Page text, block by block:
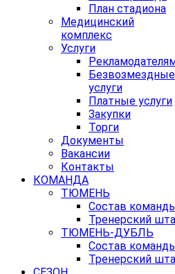
План стадиона
Медицинский
комплекс
Услуги
Безвозмездные
услуги
Платные услуги
Закупки
Торги
Документы
Вакансии
Контакты
КОМАНДА
ТЮМЕНЬ
Состав
Тренерский
ТЮМЕНЬ-ДУБЛЬ
Состав
Тренерский